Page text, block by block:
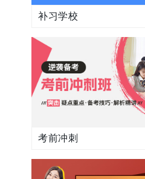
补习学校
考前冲刺